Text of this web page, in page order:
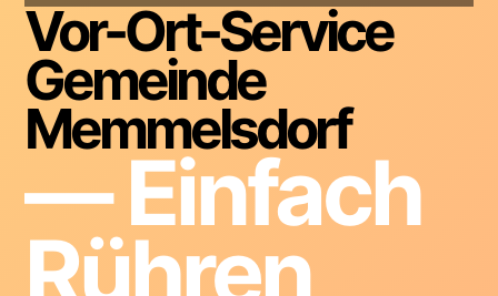
Vor-Ort-Service
Gemeinde
Memmelsdorf
— Einfach
Rühren